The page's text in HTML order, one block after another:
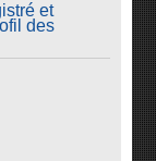
et
des